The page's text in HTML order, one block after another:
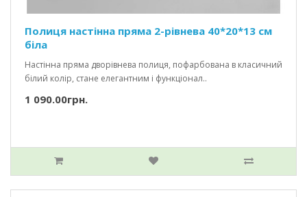
Полиця настінна пряма 2-рівнева 40*20*13 см
біла
Настінна пряма дворівнева полиця, пофарбована в класичний
білий колір, стане елегантним і функціонал..
1 090.00грн.